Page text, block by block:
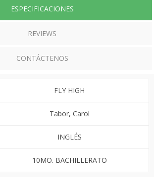
ESPECIFICACIONES
REVIEWS
CONTÁCTENOS
FLY HIGH
Tabor, Carol
INGLÉS
10MO. BACHILLERATO